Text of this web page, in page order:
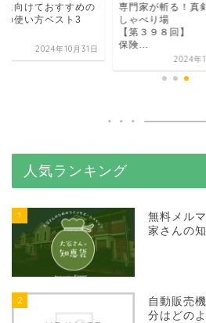
に向けておすすめの
の使い方ベスト3
2024年10月31日
専門家が斬る！真
しゃべり場
【第３９８回】
保険...
2024年
人気ランキング
1
無料メル
家さんの知
2
自動販売
分はどの